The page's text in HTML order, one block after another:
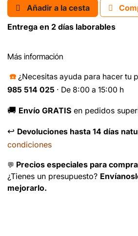
Añadir a la cesta
Entrega en 2 días laborables
Más información
☎️ ¿Necesitas ayuda para hacer tu
985 514 025 · De 8:00 a 15:00 h
🚚 Envío GRATIS en pedidos
↩️ Devoluciones hasta 14 días
condiciones
💬 Precios especiales para
¿Tienes un presupuesto?
mejorarlo.